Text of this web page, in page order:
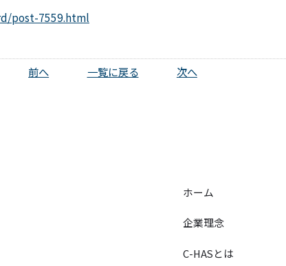
post-7559.html
前へ 一覧に戻る 次へ
ホーム
企業理念
C-HASとは